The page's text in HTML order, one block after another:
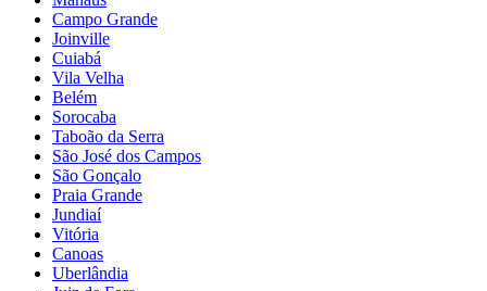
Campo Grande
Joinville
Cuiabá
Vila Velha
Belém
Sorocaba
Taboão da Serra
São José dos Campos
São Gonçalo
Praia Grande
Jundiaí
Vitória
Canoas
Uberlândia